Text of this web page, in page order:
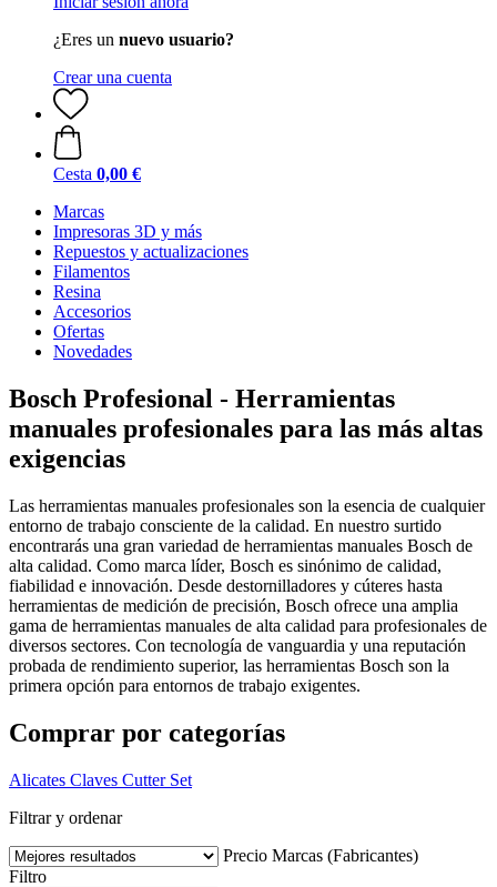
¿Eres un nuevo usuario?
Crear una cuenta
Cesta 0,00 €
Marcas
Impresoras 3D y más
Repuestos y actualizaciones
Filamentos
Resina
Accesorios
Ofertas
Novedades
Bosch Profesional - Herramientas
manuales profesionales para las más altas
exigencias
Las herramientas manuales profesionales son la esencia de cualquier
entorno de trabajo consciente de la calidad. En nuestro surtido
encontrarás una gran variedad de herramientas manuales Bosch de
alta calidad. Como marca líder, Bosch es sinónimo de calidad,
fiabilidad e innovación. Desde destornilladores y cúteres hasta
herramientas de medición de precisión, Bosch ofrece una amplia
gama de herramientas manuales de alta calidad para profesionales de
diversos sectores. Con tecnología de vanguardia y una reputación
probada de rendimiento superior, las herramientas Bosch son la
primera opción para entornos de trabajo exigentes.
Comprar por categorías
Alicates Claves Cutter Set
Filtrar y ordenar
Precio Marcas (Fabricantes)
Filtro